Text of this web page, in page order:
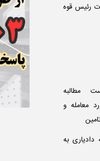
رئیس قوه
مطالبه
معامله و
دادیاری به